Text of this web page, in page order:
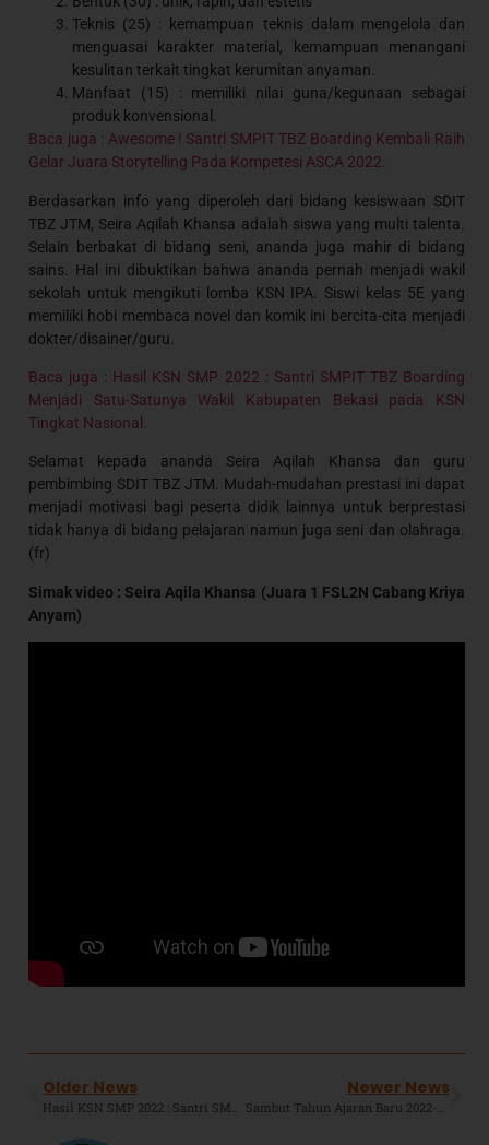
Teknis (25) : kemampuan teknis dalam mengelola dan
menguasai karakter material, kemampuan menangani
kesulitan terkait tingkat kerumitan anyaman.
Manfaat (15) : memiliki nilai guna/kegunaan sebagai
produk konvensional.
Baca juga : Awesome ! Santri SMPIT TBZ Boarding Kembali Raih
Gelar Juara Storytelling Pada Kompetesi ASCA 2022.
Berdasarkan info yang diperoleh dari bidang kesiswaan SDIT
TBZ JTM, Seira Aqilah Khansa adalah siswa yang multi talenta.
Selain berbakat di bidang seni, ananda juga mahir di bidang
sains. Hal ini dibuktikan bahwa ananda pernah menjadi wakil
sekolah untuk mengikuti lomba KSN IPA. Siswi kelas 5E yang
memiliki hobi membaca novel dan komik ini bercita-cita menjadi
dokter/disainer/guru.
Baca juga : Hasil KSN SMP 2022 : Santri SMPIT TBZ Boarding
Menjadi Satu-Satunya Wakil Kabupaten Bekasi pada KSN
Tingkat Nasional.
Selamat kepada ananda Seira Aqilah Khansa dan guru
pembimbing SDIT TBZ JTM. Mudah-mudahan prestasi ini dapat
menjadi motivasi bagi peserta didik lainnya untuk berprestasi
tidak hanya di bidang pelajaran namun juga seni dan olahraga.
(fr)
Simak video : Seira Aqila Khansa (Juara 1 FSL2N Cabang Kriya
Anyam)
Older News Newer News